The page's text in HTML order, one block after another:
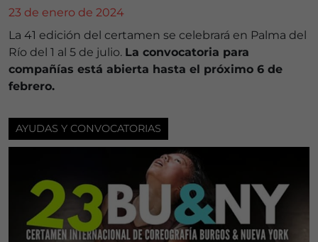
23 de enero de 2024
La 41 edición del certamen se celebrará en Palma del
Río del 1 al 5 de julio. La convocatoria para
compañías está abierta hasta el próximo 6 de
febrero.
AYUDAS Y CONVOCATORIAS